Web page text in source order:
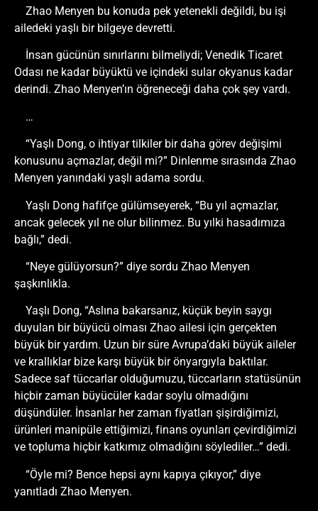
Zhao Menyen bu konuda pek yetenekli değildi, bu işi
ailedeki yaşlı bir bilgeye devretti.
İnsan gücünün sınırlarını bilmeliydi; Venedik Ticaret
Odası ne kadar büyüktü ve içindeki sular okyanus kadar
derindi. Zhao Menyen’ın öğreneceği daha çok şey vardı.
…
“Yaşlı Dong, o ihtiyar tilkiler bir daha görev değişimi
konusunu açmazlar, değil mi?” Dinlenme sırasında Zhao
Menyen yanındaki yaşlı adama sordu.
Yaşlı Dong hafifçe gülümseyerek, “Bu yıl açmazlar,
ancak gelecek yıl ne olur bilinmez. Bu yılki hasadımıza
bağlı,” dedi.
“Neye gülüyorsun?” diye sordu Zhao Menyen
şaşkınlıkla.
Yaşlı Dong, “Aslına bakarsanız, küçük beyin saygı
duyulan bir büyücü olması Zhao ailesi için gerçekten
büyük bir yardım. Uzun bir süre Avrupa’daki büyük aileler
ve krallıklar bize karşı büyük bir önyargıyla baktılar.
Sadece saf tüccarlar olduğumuzu, tüccarların statüsünün
hiçbir zaman büyücüler kadar soylu olmadığını
düşündüler. İnsanlar her zaman fiyatları şişirdiğimizi,
ürünleri manipüle ettiğimizi, finans oyunları çevirdiğimizi
ve topluma hiçbir katkımız olmadığını söylediler…” dedi.
“Öyle mi? Bence hepsi aynı kapıya çıkıyor,” diye
yanıtladı Zhao Menyen.